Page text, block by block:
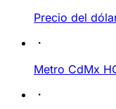
Precio del
Metro CdMx